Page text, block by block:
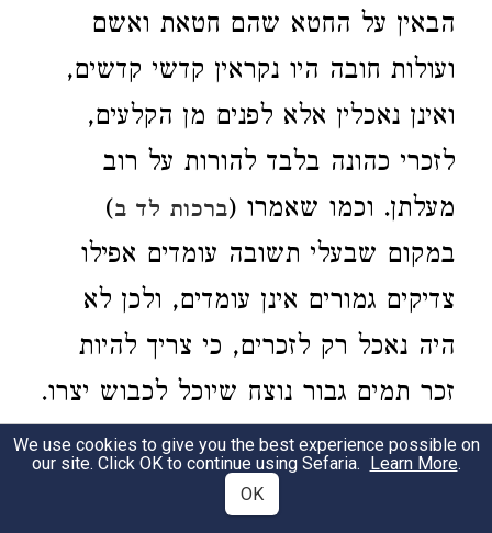
הבאין על החטא שהם חטאת ואשם
ועולות חובה היו נקראין קדשי קדשים,
ואינן נאכלין אלא לפנים מן הקלעים,
לזכרי כהונה בלבד להורות על רוב
מעלתן. וכמו שאמרו (ברכות לד ב)
במקום שבעלי תשובה עומדים אפילו
צדיקים גמורים אינן עומדים, ולכן לא
היה נאכל רק לזכרים, כי צריך להיות
זכר תמים גבור נוצח שיוכל לכבוש יצרו.
אמנם עולת נדבה וכבשי עצרת אף על פי
שאינן באין על חטא, מכל מקום
We use cookies to give you the best experience possible on
our site. Click OK to continue using Sefaria. Learn More.
OK